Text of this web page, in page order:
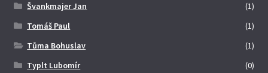
Švankmajer Jan
(1)
Tomáš Paul
(1)
Tůma Bohuslav
(1)
Typlt Lubomír
(0)